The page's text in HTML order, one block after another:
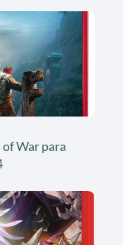
of War para